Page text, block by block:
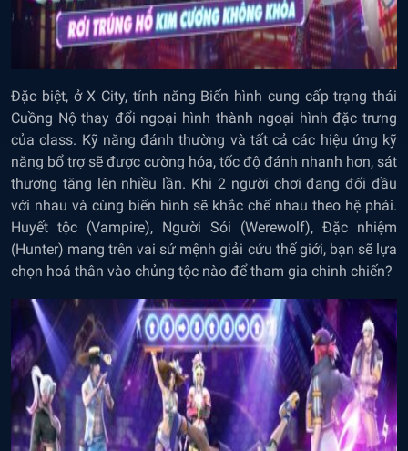
Đặc biệt, ở X City, tính năng Biến hình cung cấp trạng thái
Cuồng Nộ thay đổi ngoại hình thành ngoại hình đặc trưng
của class. Kỹ năng đánh thường và tất cả các hiệu ứng kỹ
năng bổ trợ sẽ được cường hóa, tốc độ đánh nhanh hơn, sát
thương tăng lên nhiều lần. Khi 2 người chơi đang đối đầu
với nhau và cùng biến hình sẽ khắc chế nhau theo hệ phái.
Huyết tộc (Vampire), Người Sói (Werewolf), Đặc nhiệm
(Hunter) mang trên vai sứ mệnh giải cứu thế giới, bạn sẽ lựa
chọn hoá thân vào chủng tộc nào để tham gia chinh chiến?